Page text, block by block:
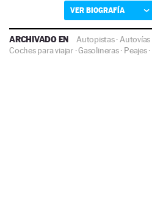
VER BIOGRAFÍA
ARCHIVADO EN Autopistas·Autovías
Coches para viajar·Gasolineras· Peajes·